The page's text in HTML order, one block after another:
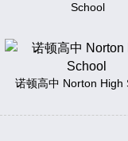
School
诺顿高中 Norton High